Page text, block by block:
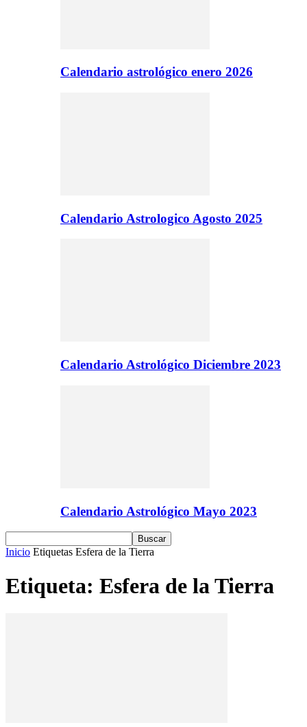
Calendario astrológico enero 2026
Calendario Astrologico Agosto 2025
Calendario Astrológico Diciembre 2023
Calendario Astrológico Mayo 2023
Inicio Etiquetas Esfera de la Tierra
Etiqueta: Esfera de la Tierra